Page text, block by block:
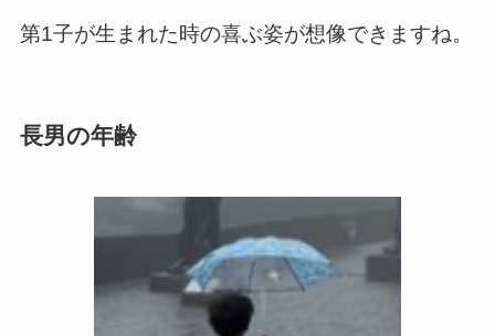
第1子が生まれた時の喜ぶ姿が想像できますね。
長男の年齢